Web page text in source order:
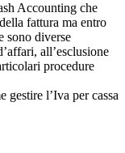
Accounting che
fattura ma entro
sono diverse
all’esclusione
procedure
gestire l’Iva per cassa